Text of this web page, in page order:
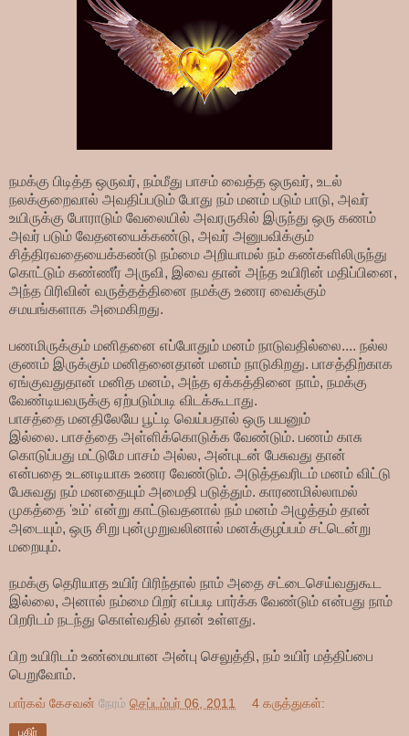
நமக்கு பிடித்த ஒருவர், நம்மீது பாசம் வைத்த ஒருவர், உடல்
நலக்குறைவால் அவதிப்படும் போது நம் மனம் படும் பாடு, அவர்
உயிருக்கு போராடும் வேலையில் அவரருகில் இருந்து ஒரு கணம்
அவர் படும் வேதனயைக்கண்டு, அவர் அனுபவிக்கும்
சித்திரவதையைக்கண்டு நம்மை அறியாமல் நம் கண்களிலிருந்து
கொட்டும் கண்ணீர் அருவி, இவை தான் அந்த உயிரின் மதிப்பினை,
அந்த பிரிவின் வருத்தத்தினை நமக்கு உணர வைக்கும்
சமயங்களாக அமைகிறது.
பணமிருக்கும் மனிதனை எப்போதும் மனம் நாடுவதில்லை.... நல்ல
குணம் இருக்கும் மனிதனைதான் மனம் நாடுகிறது. பாசத்திற்காக
ஏங்குவதுதான் மனித மனம், அந்த ஏக்கத்தினை நாம், நமக்கு
வேண்டியவருக்கு ஏற்படும்படி விடக்கூடாது.
பாசத்தை மனதிலேயே பூட்டி வெய்பதால் ஒரு பயனும்
இல்லை. பாசத்தை அள்ளிக்கொடுக்க வேண்டும். பணம் காசு
கொடுப்பது மட்டுமே பாசம் அல்ல, அன்புடன் பேசுவது தான்
என்பதை உடனடியாக உணர வேண்டும். அடுத்தவரிடம் மனம் விட்டு
பேசுவது நம் மனதையும் அமைதி படுத்தும். காரணமில்லாமல்
முகத்தை 'உம்' என்று காட்டுவதனால் நம் மனம் அழுத்தம் தான்
அடையும், ஒரு சிறு புன்முறுவலினால் மனக்குழப்பம் சட்டென்று
மறையும்.
நமக்கு தெரியாத உயிர் பிரிந்தால் நாம் அதை சட்டைசெய்வதுகூட
இல்லை, அனால் நம்மை பிறர் எப்படி பார்க்க வேண்டும் என்பது நாம்
பிறரிடம் நடந்து கொள்வதில் தான் உள்ளது.
பிற உயிரிடம் உண்மையான அன்பு செலுத்தி, நம் உயிர் மத்திப்பை
பெறுவோம்.
பார்கவ் கேசவன் நேரம் செப்டம்பர் 06, 2011 4 கருத்துகள்:
பகிர்